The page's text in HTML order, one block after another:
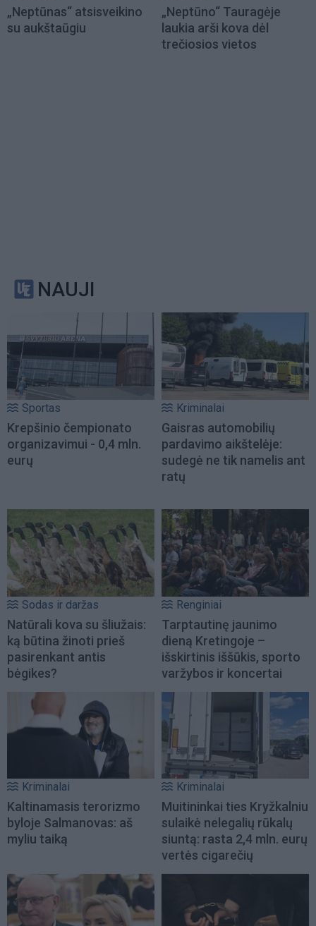
„Neptūnas“ atsisveikino
su aukštaūgiu
„Neptūno“ Tauragėje
laukia arši kova dėl
trečiosios vietos
NAUJI
Sportas
Krepšinio čempionato
organizavimui - 0,4 mln.
eurų
Kriminalai
Gaisras automobilių
pardavimo aikštelėje:
sudegė ne tik namelis ant
ratų
Sodas ir daržas
Natūrali kova su šliužais:
ką būtina žinoti prieš
pasirenkant antis
bėgikes?
Renginiai
Tarptautinę jaunimo
dieną Kretingoje –
išskirtinis iššūkis, sporto
varžybos ir koncertai
Kriminalai
Kaltinamasis terorizmo
byloje Salmanovas: aš
myliu taiką
Kriminalai
Muitininkai ties Kryžkalniu
sulaikė nelegalių rūkalų
siuntą: rasta 2,4 mln. eurų
vertės cigarečių